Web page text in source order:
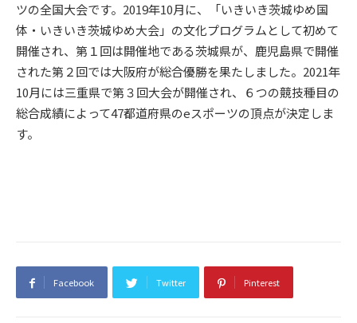
ツの全国大会です。2019年10月に、「いきいき茨城ゆめ国
体・いきいき茨城ゆめ大会」の文化プログラムとして初めて
開催され、第１回は開催地である茨城県が、鹿児島県で開催
された第２回では大阪府が総合優勝を果たしました。2021年
10月には三重県で第３回大会が開催され、６つの競技種目の
総合成績によって47都道府県のeスポーツの頂点が決定しま
す。
Facebook Twitter Pinterest